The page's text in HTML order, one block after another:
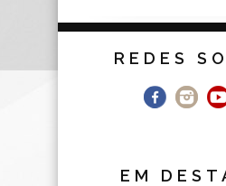
REDES
EM